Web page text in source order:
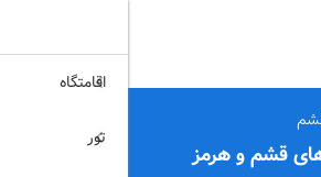
قشم و هرمز
اقامتگاه
تور